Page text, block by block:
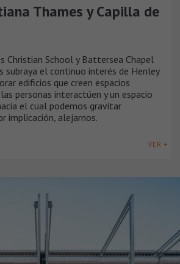
Thames y Capilla de
Christian School y Battersea Chapel
subraya el continuo interés de Henley
edificios que creen espacios
personas interactúen y un espacio
el cual podemos gravitar
implicación, alejarnos.
VER +